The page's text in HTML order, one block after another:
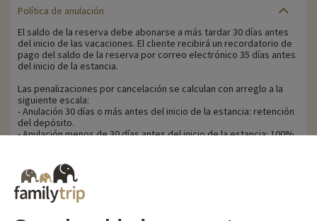
Política de anulación
El saldo de la reserva debe abonarse a más tardar 30 días antes
del inicio de las vacaciones. El cliente recibirá un recordatorio de
pago del saldo de la reserva por correo electrónico 35 días antes
del inicio de la estancia.
Las penalizaciones por cancelación se calculan con arreglo a la
siguiente escala:
- Anulación 30 días o más antes del inicio de la estancia: retención
del depósito.
- Anulación menos de 30 días antes del inicio de la estancia: 100%
Familytrip le recomienda contratar un seguro de anulación con su
socio AREAS Assurances. Suscribir en el momento de la reserva o
en las 24 horas siguientes a la reserva por teléfono.